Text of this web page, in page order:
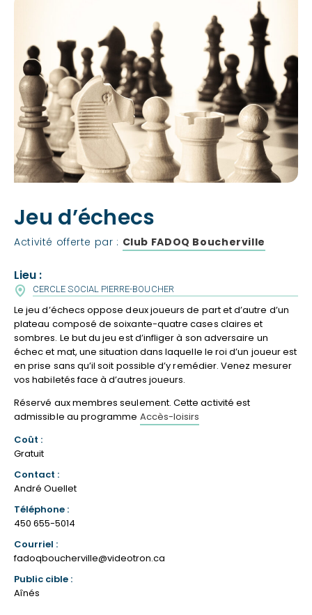
Jeu d’échecs
Activité offerte par : Club FADOQ Boucherville
Lieu :
CERCLE SOCIAL PIERRE-BOUCHER
Le jeu d’échecs oppose deux joueurs de part et d’autre d’un
plateau composé de soixante-quatre cases claires et
sombres. Le but du jeu est d’infliger à son adversaire un
échec et mat, une situation dans laquelle le roi d’un joueur est
en prise sans qu’il soit possible d’y remédier. Venez mesurer
vos habiletés face à d’autres joueurs.
Réservé aux membres seulement. Cette activité est
admissible au programme Accès-loisirs
Coût :
Gratuit
Contact :
André Ouellet
Téléphone :
450 655-5014
Courriel :
fadoqboucherville@videotron.ca
Public cible :
Aînés